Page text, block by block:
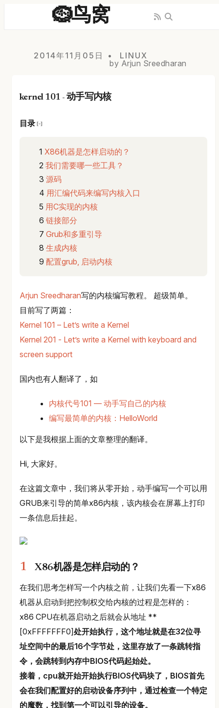
🪹鸟窝
2014年11月05日
LINUX
by Arjun Sreedharan
kernel 101 - 动手写内核
目录 [−]
X86机器是怎样启动的？
我们需要哪一些工具？
源码
用汇编代码来编写内核入口
用C实现的内核
链接部分
Grub和多重引导
生成内核
配置grub, 启动内核
Arjun Sreedharan写的内核编写教程。 超级简单。
目前写了两篇：
Kernel 101 – Let’s write a Kernel
Kernel 201 - Let’s write a Kernel with keyboard and
screen support
国内也有人翻译了，如
内核代号101 — 动手写自己的内核
编写最简单的内核：HelloWorld
以下是我根据上面的文章整理的翻译。
Hi, 大家好。
在这篇文章中，我们将从零开始，动手编写一个可以用
GRUB来引导的简单x86内核，该内核会在屏幕上打印
一条信息后挂起。
X86机器是怎样启动的？
在我们思考怎样写一个内核之前，让我们先看一下x86
机器从启动到把控制权交给内核的过程是怎样的：
x86 CPU在机器启动之后就会从地址 **
[0xFFFFFFF0]处开始执行，这个地址就是在32位寻
址空间中的最后16个字节处，这里存放了一条跳转指
令，会跳转到内存中BIOS代码起始处。
接着，cpu就开始开始执行BIOS代码块了，BIOS首先
会在我们配置好的启动设备序列中，通过检查一个特定
的魔数，找到第一个可以引导的设备。